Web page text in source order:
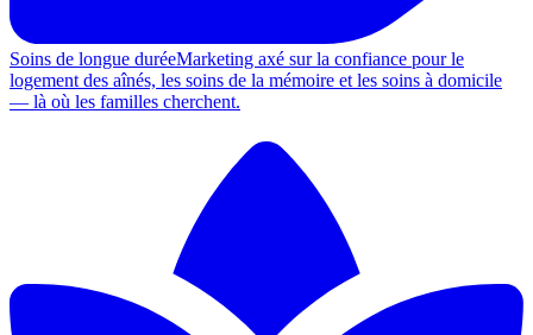
Soins de longue duréeMarketing axé sur la confiance pour le
logement des aînés, les soins de la mémoire et les soins à domicile
— là où les familles cherchent.